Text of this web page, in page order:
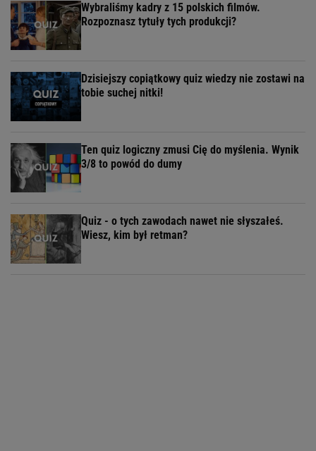
Wybraliśmy kadry z 15 polskich filmów.
Rozpoznasz tytuły tych produkcji?
Dzisiejszy copiątkowy quiz wiedzy nie zostawi na
tobie suchej nitki!
Ten quiz logiczny zmusi Cię do myślenia. Wynik
3/8 to powód do dumy
Quiz - o tych zawodach nawet nie słyszałeś.
Wiesz, kim był retman?